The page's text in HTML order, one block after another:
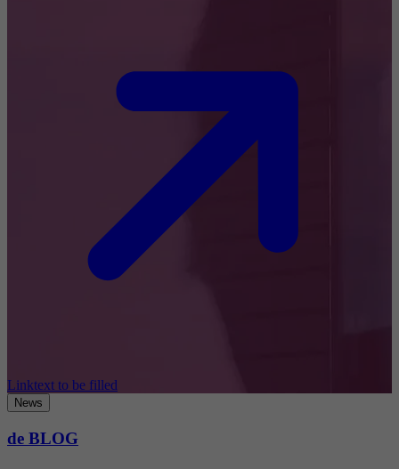
Linktext to be filled
News
de BLOG